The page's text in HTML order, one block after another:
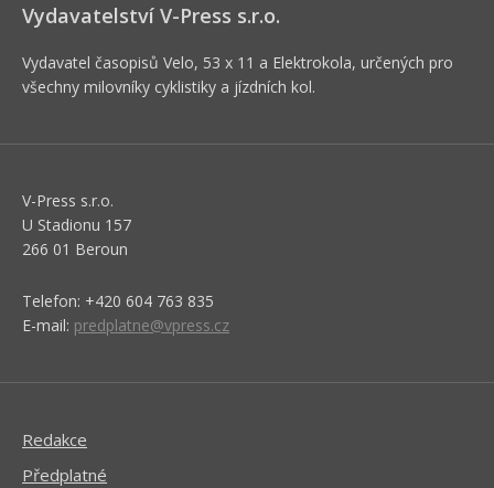
Vydavatelství V-Press s.r.o.
Vydavatel časopisů Velo, 53 x 11 a Elektrokola, určených pro
všechny milovníky cyklistiky a jízdních kol.
V-Press s.r.o.
U Stadionu 157
266 01 Beroun
Telefon: +420 604 763 835
E-mail: predplatne@vpress.cz
Redakce
Předplatné